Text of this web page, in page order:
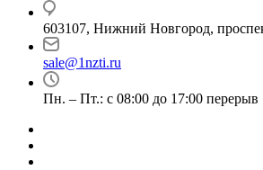
603107, Нижний Новгород,
sale@1nzti.ru
Пн. – Пт.: с 08:00 до 17:00 перерыв